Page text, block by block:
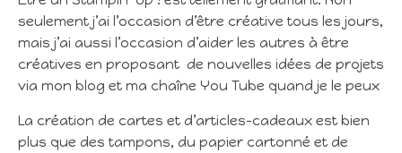
seulement j’ai l’occasion d’être créative tous les jours,
mais j’ai aussi l’occasion d’aider les autres à être
créatives en proposant de nouvelles idées de projets
via mon blog et ma chaîne You Tube quand je le peux
La création de cartes et d’articles-cadeaux est bien
plus que des tampons, du papier cartonné et de